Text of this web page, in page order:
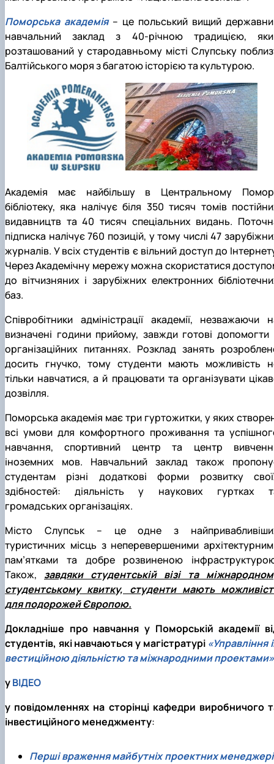
Поморська академія – це польський вищий
навчальний заклад з 40-річною традицією,
розташований у стародавньому місті Слупську
Балтійського моря з багатою історією та культурою.
Академія має найбільшу в Центральному
бібліотеку, яка налічує біля 350 тисяч томів
видавництв та 40 тисяч спеціальних видань.
підписка налічує 760 позицій, у тому числі 47
журналів. У всіх студентів є вільний доступ до
Через Академічну мережу можна скористатися
до вітчизняних і зарубіжних електронних
баз.
Співробітники адміністрації академії, незважаючи
визначені години прийому, завжди готові допомогти
організаційних питаннях. Розклад занять
досить гнучко, тому студенти мають можливість
тільки навчатися, а й працювати та організувати
дозвілля.
Поморська академія має три гуртожитки, у яких
всі умови для комфортного проживання та
навчання, спортивний центр та центр
іноземних мов. Навчальний заклад також
студентам різні додаткові форми розвитку
здібностей: діяльність у наукових гуртках
громадських організаціях.
Місто Слупськ – це одне з
туристичних місць з неперевершеними
пам’ятками та добре розвиненою
Також, завдяки студентській візі та
студентському квитку, студенти мають
для подорожей Європою.
Докладніше про навчання у Поморській академії
студентів, які навчаються у магістратурі «Управління
вестиційною діяльністю та міжнародними проектами»
уВІДЕО
у повідомленнях на сторінці кафедри виробничого
інвестиційного менеджменту:
Перші враження майбутніх проектних